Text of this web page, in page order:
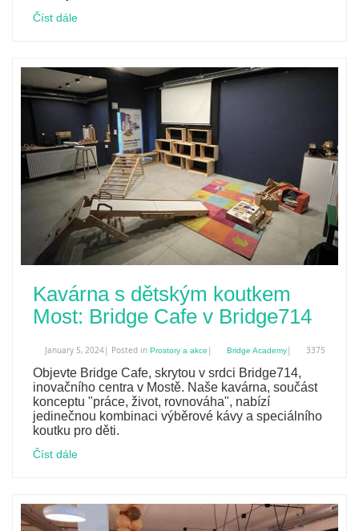
Číst dále
Kavárna s dětským koutkem
Most: Bridge Cafe v Bridge714
January 5, 2024| Posted in Prostory a akce | Bridge Academy| 3375
Objevte Bridge Cafe, skrytou v srdci Bridge714,
inovačního centra v Mostě. Naše kavárna, součást
konceptu "práce, život, rovnováha", nabízí
jedinečnou kombinaci výběrové kávy a speciálního
koutku pro děti.
Číst dále